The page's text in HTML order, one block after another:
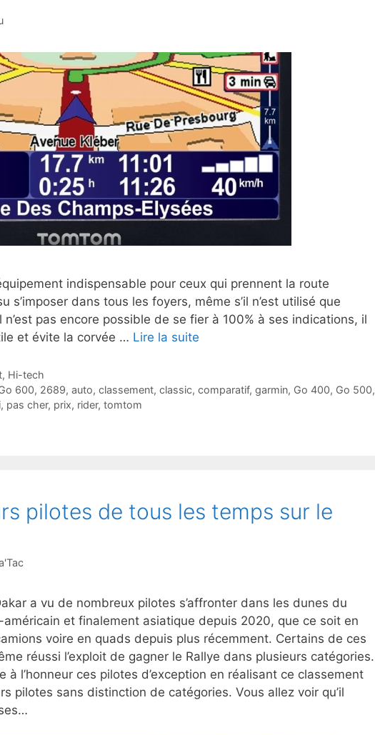
indispensable pour ceux qui prennent la route
s’imposer dans tous les foyers, même s’il n’est utilisé que
n’est pas encore possible de se fier à 100% à ses indications, il
et évite la corvée … Lire la suite
, Hi-tech
600, 2689, auto, classement, classic, comparatif, garmin, Go 400, Go 500,
, pas cher, prix, rider, tomtom
pilotes de tous les temps sur le
a vu de nombreux pilotes s’affronter dans les dunes du
et finalement asiatique depuis 2020, que ce soit en
voire en quads depuis plus récemment. Certains de ces
réussi l’exploit de gagner le Rallye dans plusieurs catégories.
à l’honneur ces pilotes d’exception en réalisant ce classement
pilotes sans distinction de catégories. Vous allez voir qu’il